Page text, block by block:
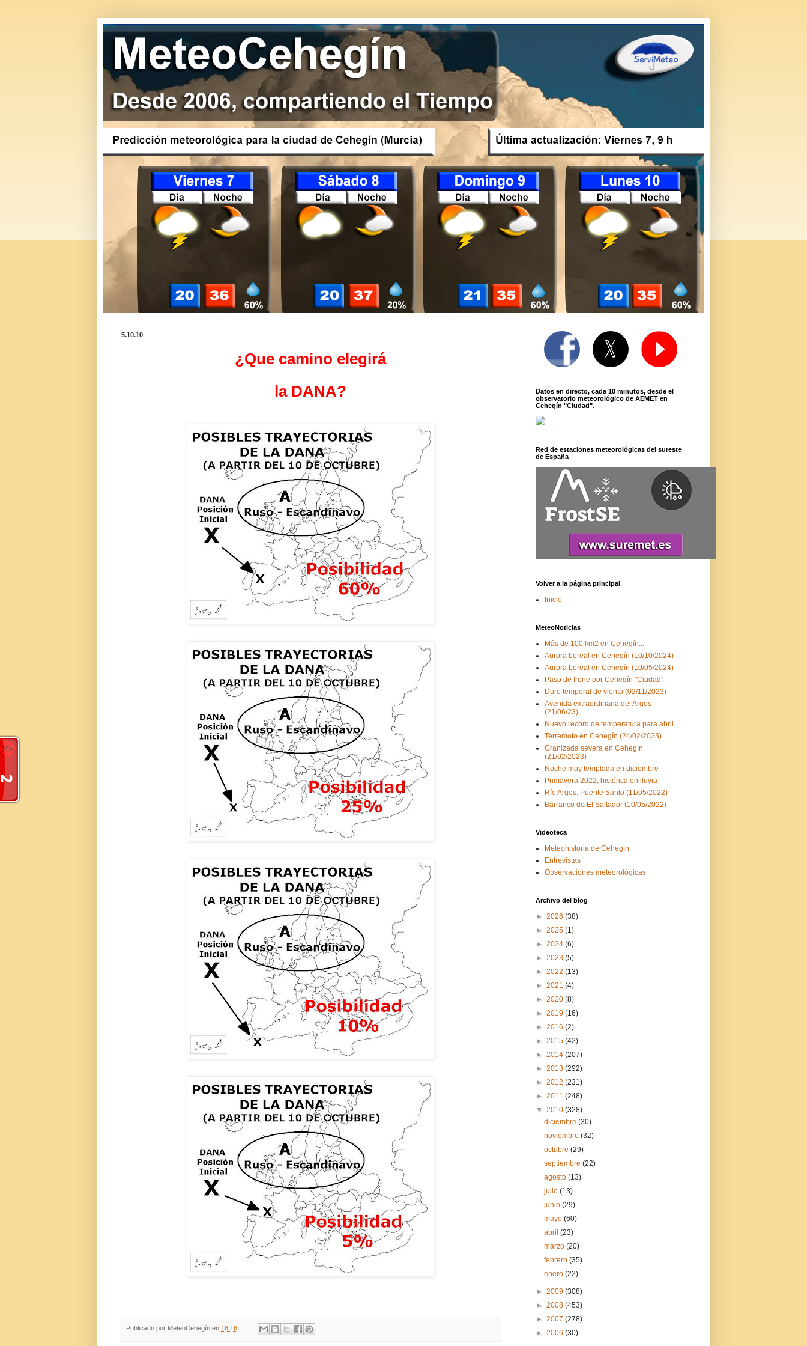
5.10.10
¿Que camino elegirá
.
la DANA?
.
.
.
Publicado por MeteoCehegín en 16:16
Datos en directo, cada 10 minutos, desde el
observatorio meteorológico de AEMET en
Cehegín "Ciudad".
Red de estaciones meteorológicas del sureste
de España
Volver a la página principal
Inicio
MeteoNoticias
Más de 100 l/m2 en Cehegín...
Aurora boreal en Cehegín (10/10/2024)
Aurora boreal en Cehegín (10/05/2024)
Paso de Irene por Cehegín "Ciudad"
Duro temporal de viento (02/11/2023)
Avenida extraordinaria del Argos
(21/06/23)
Nuevo record de temperatura para abril
Terremoto en Cehegín (24/02/2023)
Granizada severa en Cehegín
(21/02/2023)
Noche muy templada en diciembre
Primavera 2022, histórica en lluvia
Río Argos. Puente Santo (11/05/2022)
Barranco de El Saltador (10/05/2022)
Videoteca
Meteohistoria de Cehegín
Entrevistas
Observaciones meteorológicas
Archivo del blog
► 2026 (38)
► 2025 (1)
► 2024 (6)
► 2023 (5)
► 2022 (13)
► 2021 (4)
► 2020 (8)
► 2019 (16)
► 2016 (2)
► 2015 (42)
► 2014 (207)
► 2013 (292)
► 2012 (231)
► 2011 (248)
▼ 2010 (328)
diciembre(30)
noviembre(32)
octubre(29)
septiembre(22)
agosto(13)
julio(13)
junio(29)
mayo(60)
abril(23)
marzo(20)
febrero(35)
enero(22)
► 2009 (308)
► 2008 (453)
► 2007 (278)
► 2006 (30)